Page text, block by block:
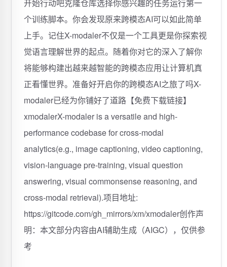
开始行动吧克隆仓库选择你感兴趣的任务运行第一
个训练脚本。你会发现原来跨模态AI可以如此简单
上手。记住X-modaler不仅是一个工具更是你探索视
觉语言理解世界的起点。随着你对它的深入了解你
将能够构建出越来越智能的跨模态应用让计算机真
正看懂世界。准备好开启你的跨模态AI之旅了吗X-
modaler已经为你铺好了道路【免费下载链接】
xmodalerX-modaler is a versatile and high-
performance codebase for cross-modal
analytics(e.g., image captioning, video captioning,
vision-language pre-training, visual question
answering, visual commonsense reasoning, and
cross-modal retrieval).项目地址:
https://gitcode.com/gh_mirrors/xm/xmodaler创作声
明：本文部分内容由AI辅助生成（AIGC），仅供参
考